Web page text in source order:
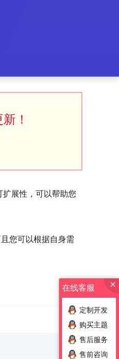
！
展性，可以帮助您
您可以根据自身需
在线客服
定制开发
购买主题
售后服务
售前咨询